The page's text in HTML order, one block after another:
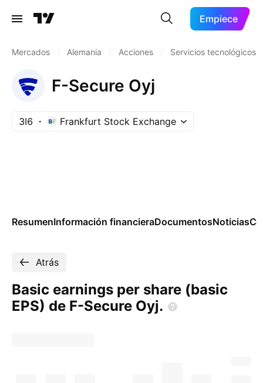
Empiece
Mercados Alemania Acciones Servicios tecnológicos
F-Secure Oyj
3I6 Frankfurt Stock Exchange
ResumenInformación financieraDocumentosNoticias
Atrás
Basic earnings per share (basic
EPS) de F-Secure Oyj.